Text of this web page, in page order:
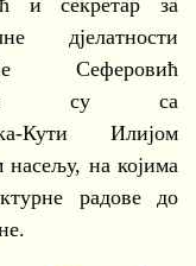
дјелатности
Сеферовић
су са
Кути Илијом
на којима
радове до